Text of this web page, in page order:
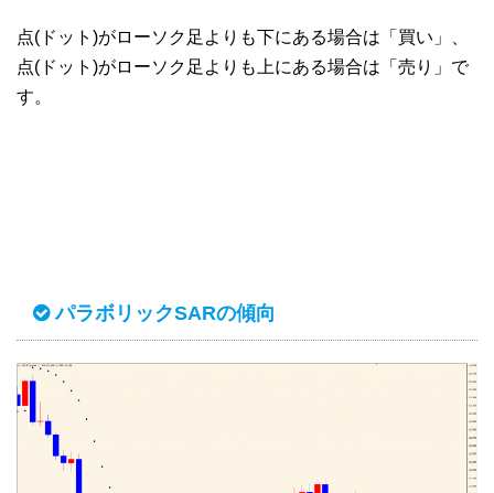
点(ドット)がローソク足よりも下にある場合は「買い」、
点(ドット)がローソク足よりも上にある場合は「売り」で
す。
パラボリックSARの傾向